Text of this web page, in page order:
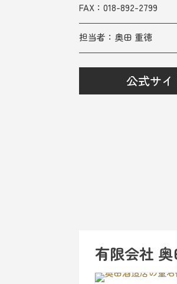
FAX：018-892-2799
担当者： 奥田 重徳
公式サイ
有限会社